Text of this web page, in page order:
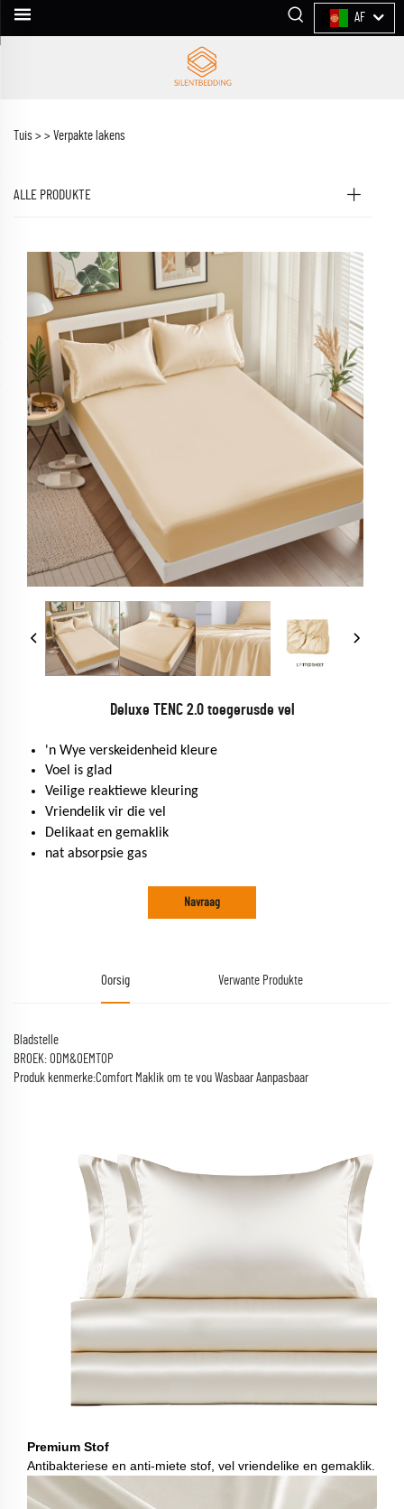
AF
Tuis > > Verpakte lakens
ALLE PRODUKTE
Deluxe TENC 2.0 toegerusde vel
'n Wye verskeidenheid kleure
Voel is glad
Veilige reaktiewe kleuring
Vriendelik vir die vel
Delikaat en gemaklik
nat absorpsie gas
Navraag
Oorsig Verwante Produkte
Bladstelle
BROEK: ODM&OEMTOP
Produk kenmerke:Comfort Maklik om te vou Wasbaar Aanpasbaar
Premium Stof
Antibakteriese en anti-miete stof, vel vriendelike en gemaklik.